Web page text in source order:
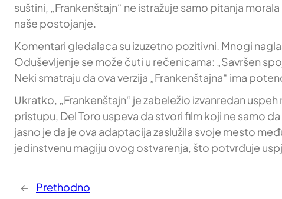
suštini, „Frankenštajn“ ne istražuje samo pitanja
naše postojanje.
Komentari gledalaca su izuzetno pozitivni. Mnogi
Oduševljenje se može čuti u rečenicama: „Savršen
Neki smatraju da ova verzija „Frankenštajna“ ima
Ukratko, „Frankenštajn“ je zabeležio izvanredan
pristupu, Del Toro uspeva da stvori film koji ne samo
jasno je da je ova adaptacija zaslužila svoje mesto
jedinstvenu magiju ovog ostvarenja, što potvrđuje
← Prethodno